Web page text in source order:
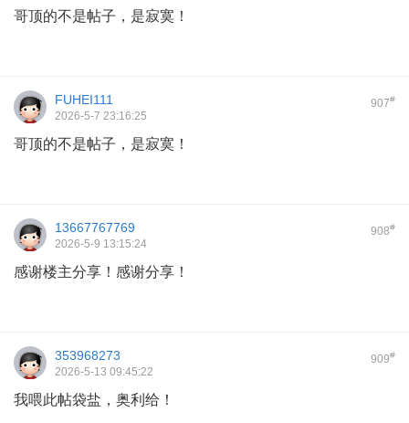
哥顶的不是帖子，是寂寞！
907#
FUHEI111
2026-5-7 23:16:25
哥顶的不是帖子，是寂寞！
908#
13667767769
2026-5-9 13:15:24
感谢楼主分享！感谢分享！
909#
353968273
2026-5-13 09:45:22
我喂此帖袋盐，奥利给！